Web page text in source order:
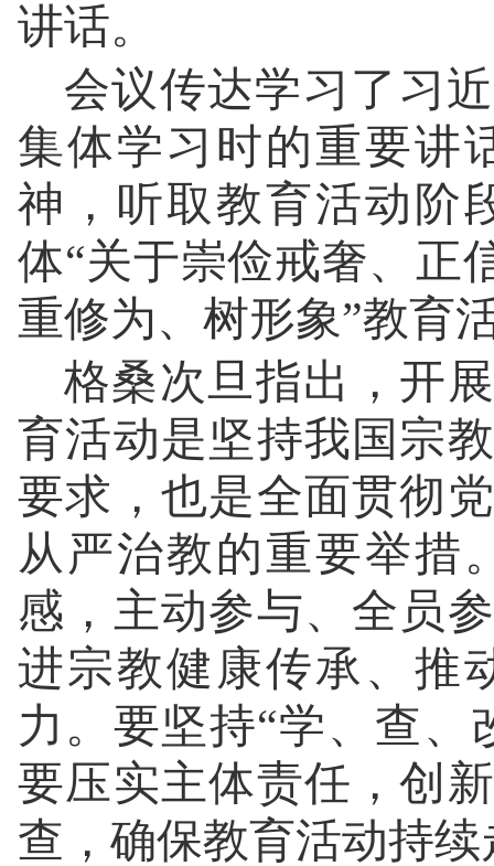
讲话。
会议传达学习了习
集体学习时的重要讲
神，听取教育活动阶
体“关于崇俭戒奢、正
重修为、树形象”教育
格桑次旦指出，开
育活动是坚持我国宗
要求，也是全面贯彻
从严治教的重要举措
感，主动参与、全员
进宗教健康传承、推
力。要坚持“学、查
要压实主体责任，创
查，确保教育活动持